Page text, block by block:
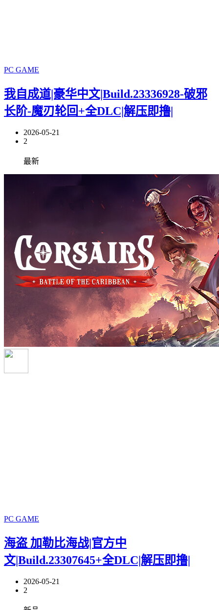
PC GAME
我自成道|豪华中文|Build.23336928-破邪
长阶-魔刃轮回+全DLC|解压即撸|
2026-05-21
2
最新
PC GAME
海盗 加勒比海战|官方中
文|Build.23307645+全DLC|解压即撸|
2026-05-21
2